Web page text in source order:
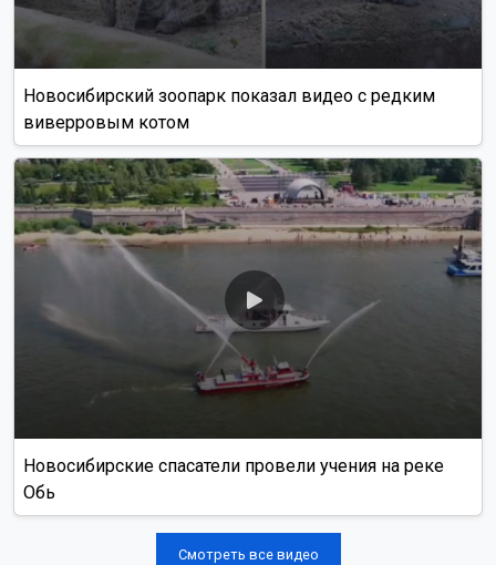
Новосибирский зоопарк показал видео с редким
виверровым котом
Новосибирские спасатели провели учения на реке
Обь
Смотреть все видео